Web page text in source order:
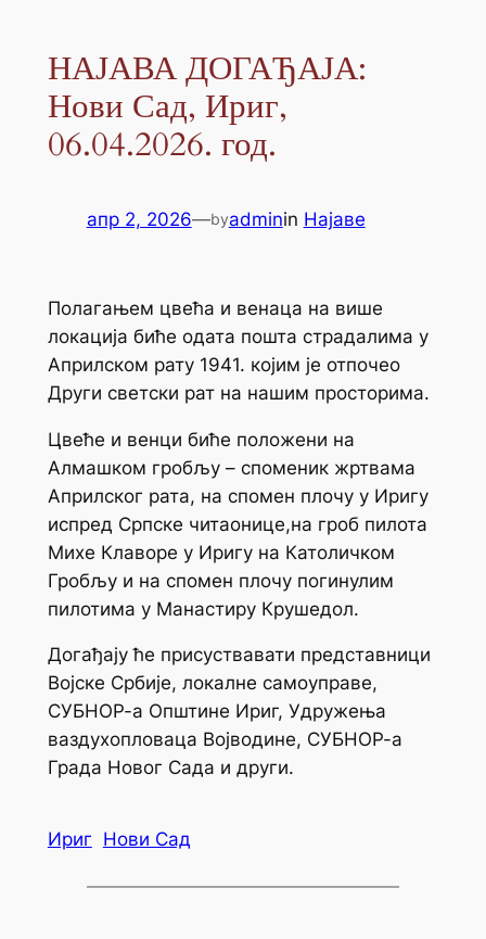
НАЈАВА ДОГАЂАЈА:
Нови Сад, Ириг,
06.04.2026. год.
апр 2, 2026—byadminin Најаве
Полагањем цвећа и венаца на више
локација биће одата пошта страдалима у
Априлском рату 1941. којим је отпочео
Други светски рат на нашим просторима.
Цвеће и венци биће положени на
Алмашком гробљу – споменик жртвама
Априлског рата, на спомен плочу у Иригу
испред Српске читаонице,на гроб пилота
Михе Клаворе у Иригу на Католичком
Гробљу и на спомен плочу погинулим
пилотима у Манастиру Крушедол.
Догађају ће присуствавати представници
Војске Србије, локалне самоуправе,
СУБНОР-а Општине Ириг, Удружења
ваздухопловаца Војводине, СУБНОР-а
Града Новог Сада и други.
Ириг Нови Сад